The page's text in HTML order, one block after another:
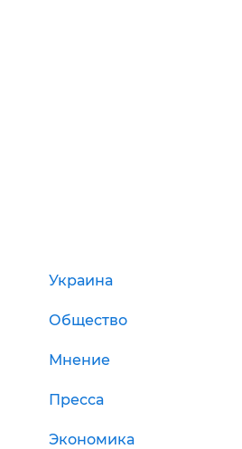
Украина
Общество
Мнение
Пресса
Экономика